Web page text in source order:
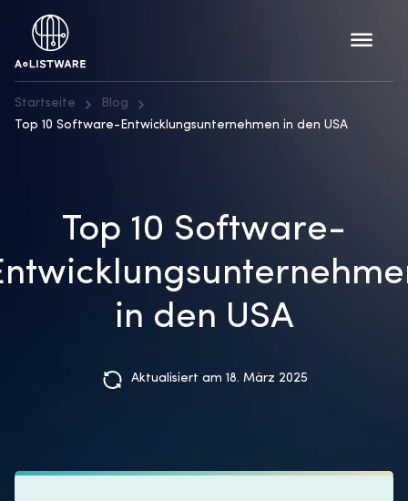
Startseite
Blog
Top 10 Software-Entwicklungsunternehmen in den USA
Top 10 Software-
in den USA
Aktualisiert am 18. März 2025